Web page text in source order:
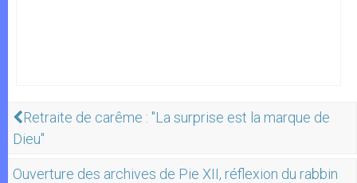
Retraite de carême : "La surprise est la marque de
Dieu"
Ouverture des archives de Pie XII, réflexion du rabbin